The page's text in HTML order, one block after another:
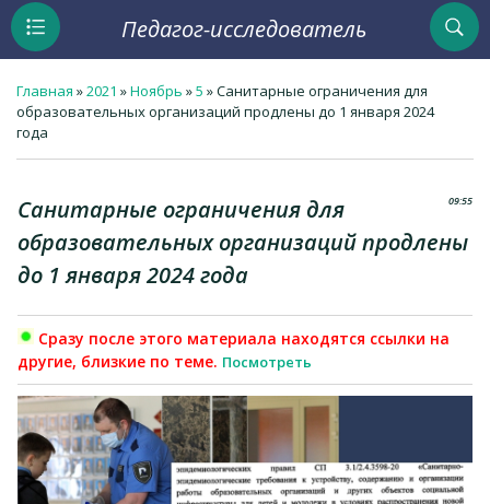
Педагог-исследователь
Главная »2021 »Ноябрь »5 » Санитарные ограничения для
образовательных организаций продлены до 1 января 2024
года
09:55
Санитарные ограничения для
образовательных организаций продлены
до 1 января 2024 года
Сразу после этого материала находятся ссылки на
другие, близкие по теме. Посмотреть